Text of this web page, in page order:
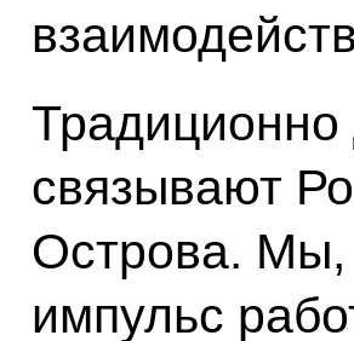
связывают
Острова. Мы,
импульс